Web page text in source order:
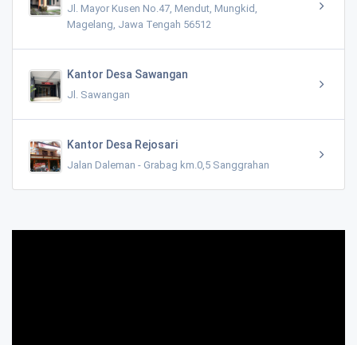
Jl. Mayor Kusen No.47, Mendut, Mungkid,
Magelang, Jawa Tengah 56512
Kantor Desa Sawangan
Jl. Sawangan
Kantor Desa Rejosari
Jalan Daleman - Grabag km.0,5 Sanggrahan